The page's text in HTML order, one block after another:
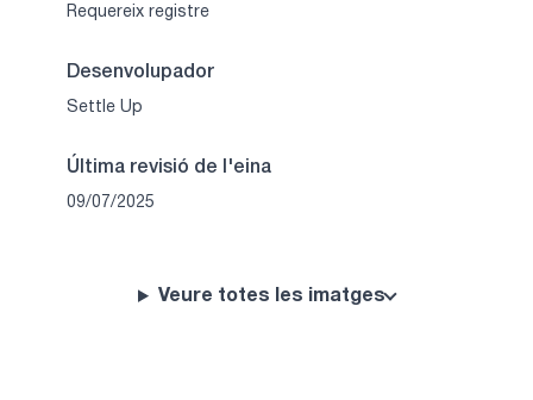
Requereix registre
Desenvolupador
Settle Up
Última revisió de l'eina
09/07/2025
Veure totes les imatges